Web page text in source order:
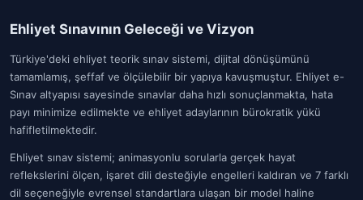
Ehliyet Sınavının Geleceği ve Vizyon
Türkiye'deki ehliyet teorik sınav sistemi, dijital dönüşümünü
tamamlamış, şeffaf ve ölçülebilir bir yapıya kavuşmuştur. Ehliyet e-
Sınav altyapısı sayesinde sınavlar daha hızlı sonuçlanmakta, hata
payı minimize edilmekte ve ehliyet adaylarının bürokratik yükü
hafifletilmektedir.
Ehliyet sınav sistemi; animasyonlu sorularla gerçek hayat
reflekslerini ölçen, işaret dili desteğiyle engelleri kaldıran ve 7 farklı
dil seçeneğiyle evrensel standartlara ulaşan bir model haline